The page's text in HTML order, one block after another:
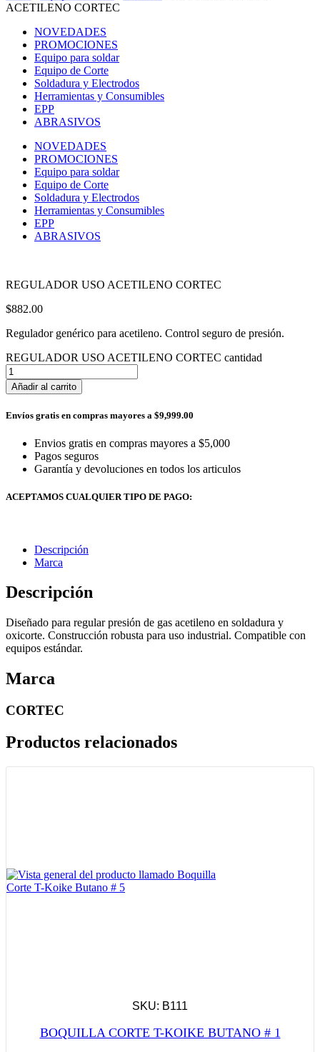
ACETILENO CORTEC
NOVEDADES
PROMOCIONES
Equipo para soldar
Equipo de Corte
Soldadura y Electrodos
Herramientas y Consumibles
EPP
ABRASIVOS
NOVEDADES
PROMOCIONES
Equipo para soldar
Equipo de Corte
Soldadura y Electrodos
Herramientas y Consumibles
EPP
ABRASIVOS
REGULADOR USO ACETILENO CORTEC
$882.00
Regulador genérico para acetileno. Control seguro de presión.
REGULADOR USO ACETILENO CORTEC cantidad
Añadir al carrito
Envíos gratis en compras mayores a $9,999.00
Envios gratis en compras mayores a $5,000
Pagos seguros
Garantía y devoluciones en todos los articulos
ACEPTAMOS CUALQUIER TIPO DE PAGO:
Descripción
Marca
Descripción
Diseñado para regular presión de gas acetileno en soldadura y
oxicorte. Construcción robusta para uso industrial. Compatible con
equipos estándar.
Marca
CORTEC
Productos relacionados
SKU: B111
BOQUILLA CORTE T-KOIKE BUTANO # 1